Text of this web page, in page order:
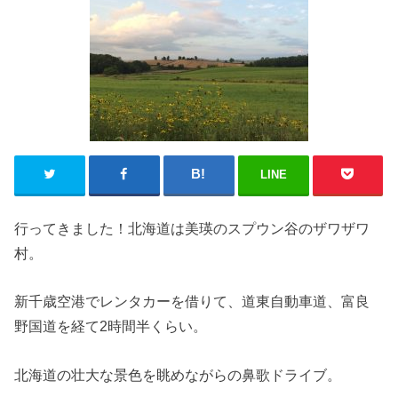
LINE
行ってきました！北海道は美瑛のスプウン谷のザワザワ
村。
新千歳空港でレンタカーを借りて、道東自動車道、富良
野国道を経て2時間半くらい。
北海道の壮大な景色を眺めながらの鼻歌ドライブ。